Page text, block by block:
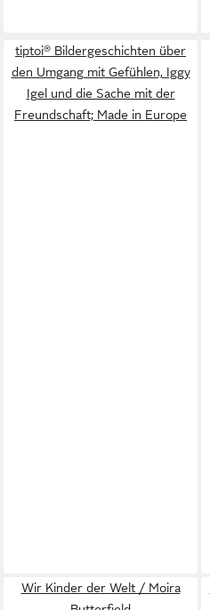
tiptoi® Bildergeschichten über
den Umgang mit Gefühlen, Iggy
Igel und die Sache mit der
Freundschaft; Made in Europe
Wir Kinder der Welt / Moira